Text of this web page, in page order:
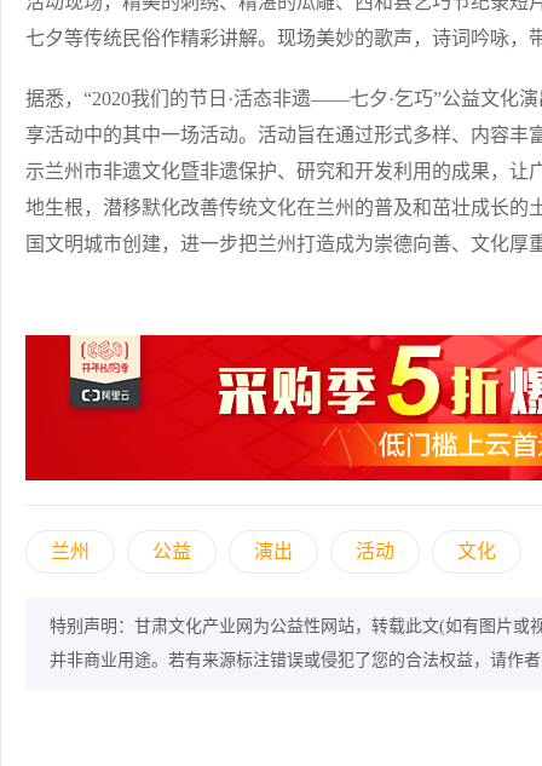
七夕等传统民俗作精彩讲解。现场美妙的歌声，诗词吟咏
据悉，“2020我们的节日·活态非遗——七夕·乞巧”公益文化
享活动中的其中一场活动。活动旨在通过形式多样、内容
示兰州市非遗文化暨非遗保护、研究和开发利用的成果，
地生根，潜移默化改善传统文化在兰州的普及和茁壮成长
国文明城市创建，进一步把兰州打造成为崇德向善、文化厚
兰州 公益 演出 活动 文化
特别声明：甘肃文化产业网为公益性网站，转载此文(如有图片
并非商业用途。若有来源标注错误或侵犯了您的合法权益，请作